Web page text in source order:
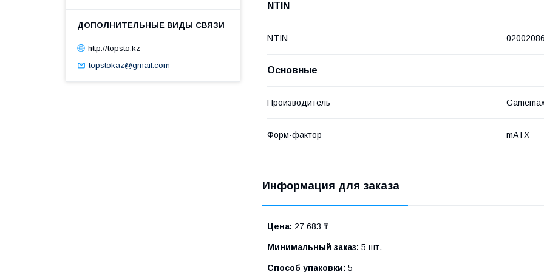
NTIN
NTIN
Основные
Производитель
Форм-фактор mATX
Информация для заказа
Цена: 27 683 ₸
Минимальный заказ: 5 шт.
Способ упаковки: 5
http://topsto.kz
topstokaz@gmail.com